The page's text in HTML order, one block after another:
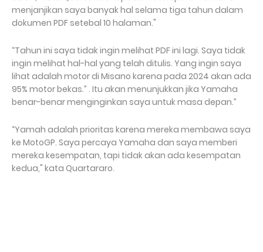
menjanjikan saya banyak hal selama tiga tahun dalam
dokumen PDF setebal 10 halaman."
“Tahun ini saya tidak ingin melihat PDF ini lagi. Saya tidak
ingin melihat hal-hal yang telah ditulis. Yang ingin saya
lihat adalah motor di Misano karena pada 2024 akan ada
95% motor bekas.” . Itu akan menunjukkan jika Yamaha
benar-benar menginginkan saya untuk masa depan.”
“Yamah adalah prioritas karena mereka membawa saya
ke MotoGP. Saya percaya Yamaha dan saya memberi
mereka kesempatan, tapi tidak akan ada kesempatan
kedua," kata Quartararo.